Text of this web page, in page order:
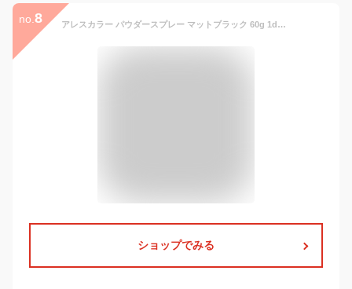
no. 8 アレスカラー パウダースプレー マットブラック 60g 1dayスプレー 1day ヘアカラー カラースプレー ハロウィン コスプレ 学園祭 文化祭 パーティー 結婚式 余興 忘年会 祭り ライブ LIVE 市販 手軽 撮影 卒業式 就活
ショップでみる